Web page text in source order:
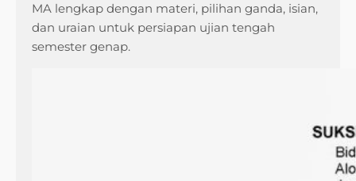
MA lengkap dengan materi, pilihan ganda, isian,
dan uraian untuk persiapan ujian tengah
semester genap.